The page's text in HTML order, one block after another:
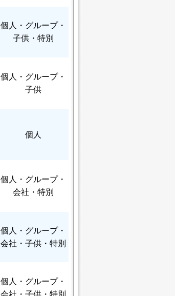
個人
・グループ・
子供・特別
個人
・グループ・
子供
個人
個人
・グループ・
会社・特別
個人
・グループ・
会社・子供・特別
個人
・グループ・
会社・子供・特別